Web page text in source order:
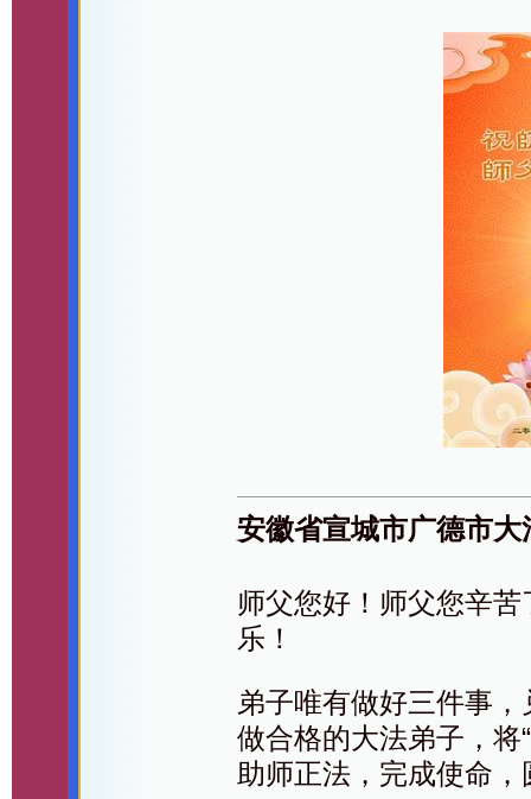
安徽省宣城市广德市
师父您好！师父您辛
乐！
弟子唯有做好三件事
做合格的大法弟子，将
助师正法，完成使命